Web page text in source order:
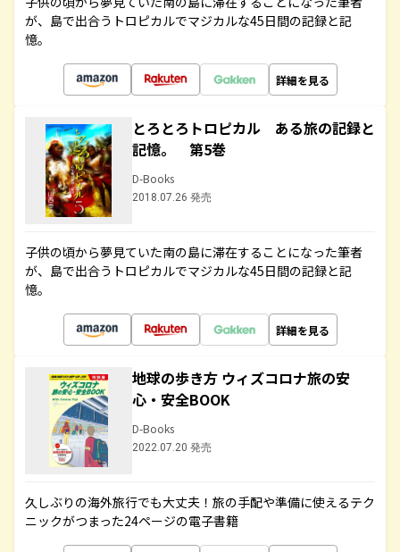
が、島で出合うトロピカルでマジカルな45日間の記録と記
憶。
詳細を見る
とろとろトロピカル ある旅の記録と
記憶。 第5巻
D-Books
2018.07.26 発売
子供の頃から夢見ていた南の島に滞在することになった筆者
が、島で出合うトロピカルでマジカルな45日間の記録と記
憶。
詳細を見る
地球の歩き方 ウィズコロナ旅の安
心・安全BOOK
D-Books
2022.07.20 発売
久しぶりの海外旅行でも大丈夫！旅の手配や準備に使えるテク
ニックがつまった24ページの電子書籍